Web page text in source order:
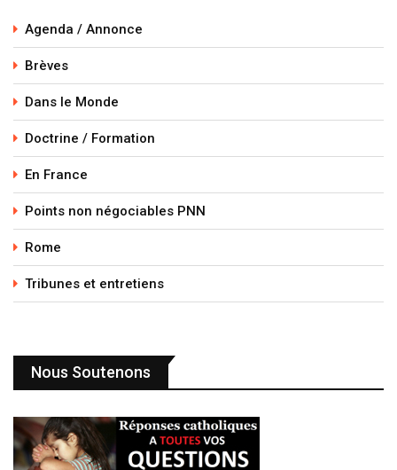
Agenda / Annonce
Brèves
Dans le Monde
Doctrine / Formation
En France
Points non négociables PNN
Rome
Tribunes et entretiens
Nous Soutenons